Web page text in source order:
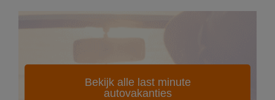
Bekijk alle last minute
autovakanties